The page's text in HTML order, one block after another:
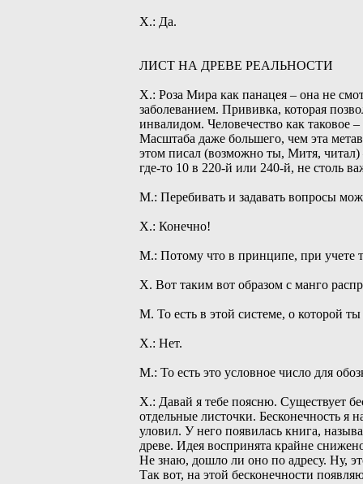
Х.: Да.
ЛИСТ НА ДРЕВЕ РЕАЛЬНОСТИ
Х.: Роза Мира как панацея – она не
заболеванием. Прививка, которая
инвалидом. Человечество как таковое
Масштаба даже большего, чем эта
этом писал (возможно ты, Митя,
где-то 10 в 220-й или 240-й, не столь
М.: Перебивать и задавать вопросы
Х.: Конечно!
М.: Потому что в принципе, при учете
Х. Вот таким вот образом с манго
М. То есть в этой системе, о которой
Х.: Нет.
М.: То есть это условное число для
Х.: Давай я тебе поясню. Существует
отдельные листочки. Бесконечность
уловил. У него появилась книга,
древе. Идея воспринята крайне
Не знаю, дошло ли оно по адресу. Ну,
Так вот, на этой бесконечности